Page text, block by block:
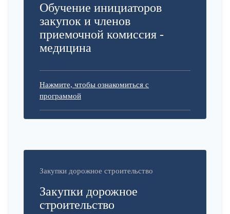
Обучение инициаторов
закупок и членов
приемочной комиссия -
медицина
Нажмите, чтобы ознакомиться с
программой
Закупки дорожное строительство
Закупки дорожное
строительство